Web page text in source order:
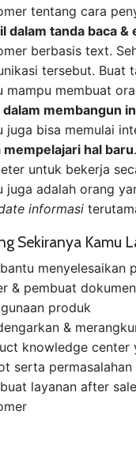
tentang cara
dalam tanda baca &
berbasis text.
tersebut. Buat
mampu membuat
membangun
juga bisa memulai
mempelajari hal baru
untuk bekerja
juga adalah orang
informasi
Sekiranya Kamu
menyelesaikan
& pembuat
produk
&
knowledge center
serta
layanan after